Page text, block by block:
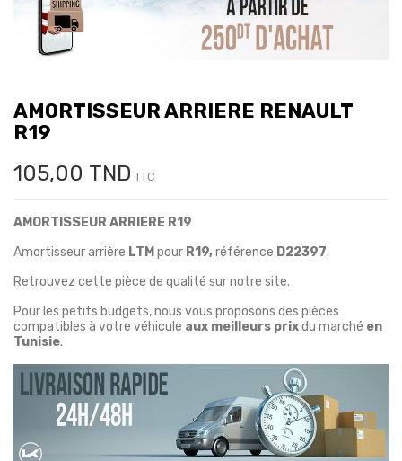
AMORTISSEUR ARRIERE RENAULT
R19
105,00 TND TTC
AMORTISSEUR ARRIERE R19
Amortisseur arrière LTM pour R19,référence D22397.
Retrouvez cette pièce de qualité sur notre site.
Pour les petits budgets, nous vous proposons des pièces
compatibles à votre véhicule aux meilleurs prixdu marché en
Tunisie.